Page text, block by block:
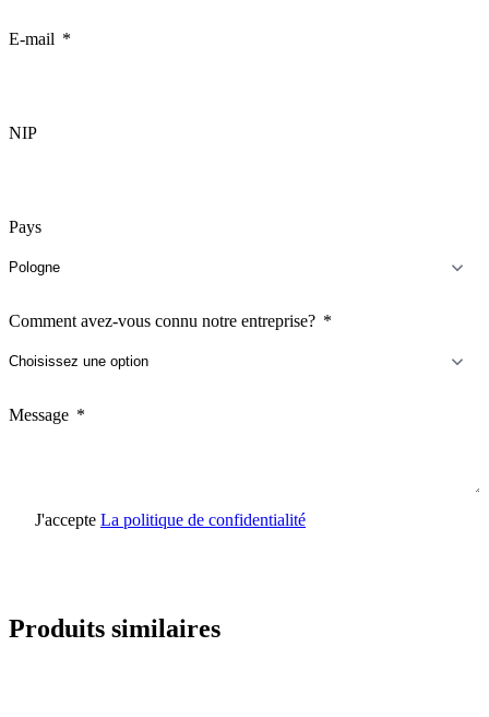
E-mail
NIP
Pays
Comment avez-vous connu notre entreprise?
Message
J'accepte La politique de confidentialité
Produits similaires